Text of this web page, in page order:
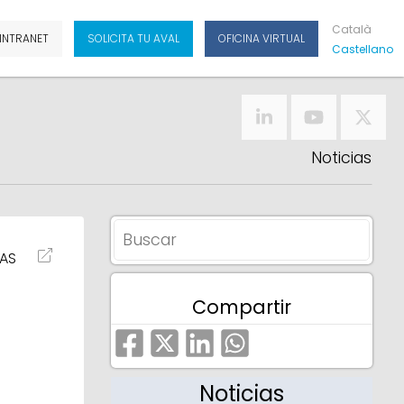
INTRANET SOLICITA TU AVAL OFICINA VIRTUAL
CatAlà
CasTellano
Noticias
Compartir
Noticias